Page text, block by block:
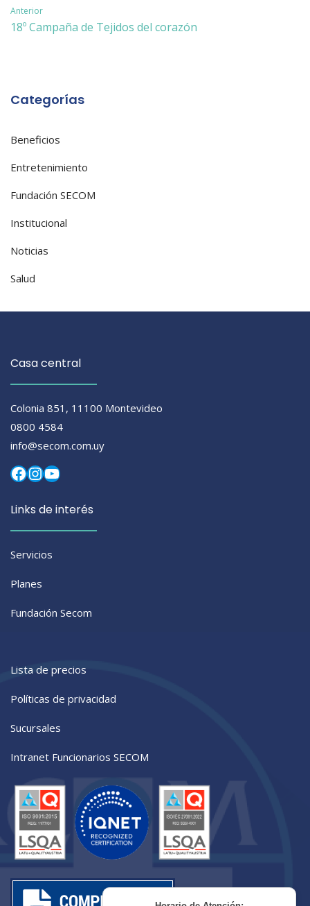
Navegación
Anterior
18º Campaña de Tejidos del corazón
Categorías
Beneficios
Entretenimiento
Fundación SECOM
Institucional
Noticias
Salud
Casa central
Colonia 851, 11100 Montevideo
0800 4584
info@secom.com.uy
Facebook
Instagram
YouTube
Links de interés
Servicios
Planes
Fundación Secom
Lista de precios
Políticas de privacidad
Sucursales
Intranet Funcionarios SECOM